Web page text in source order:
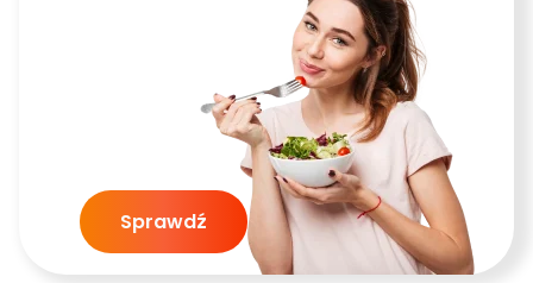
Sprawdź